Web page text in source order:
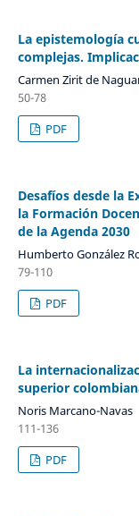
La epistemología
complejas.
Carmen Zirit de
50-78
PDF
Desafíos desde la
la Formación
de la Agenda 2030
Humberto González
79-110
PDF
La
superior
Noris Marcano-Navas
111-136
PDF